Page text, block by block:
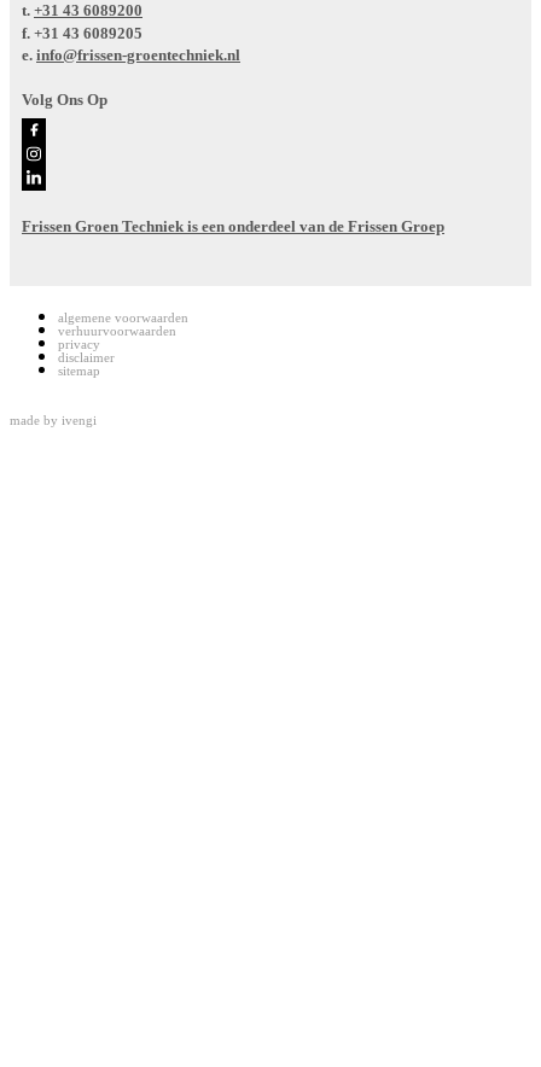
t. +31 43 6089200
f. +31 43 6089205
e. info@frissen-groentechniek.nl
Volg Ons Op
Frissen Groen Techniek is een onderdeel van de Frissen Groep
algemene voorwaarden
verhuurvoorwaarden
privacy
disclaimer
sitemap
made by ivengi